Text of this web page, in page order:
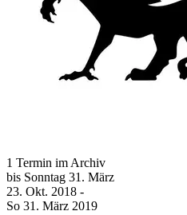
1 Termin im Archiv
bis Sonntag 31. März
23. Okt. 2018 -
So 31. März 2019